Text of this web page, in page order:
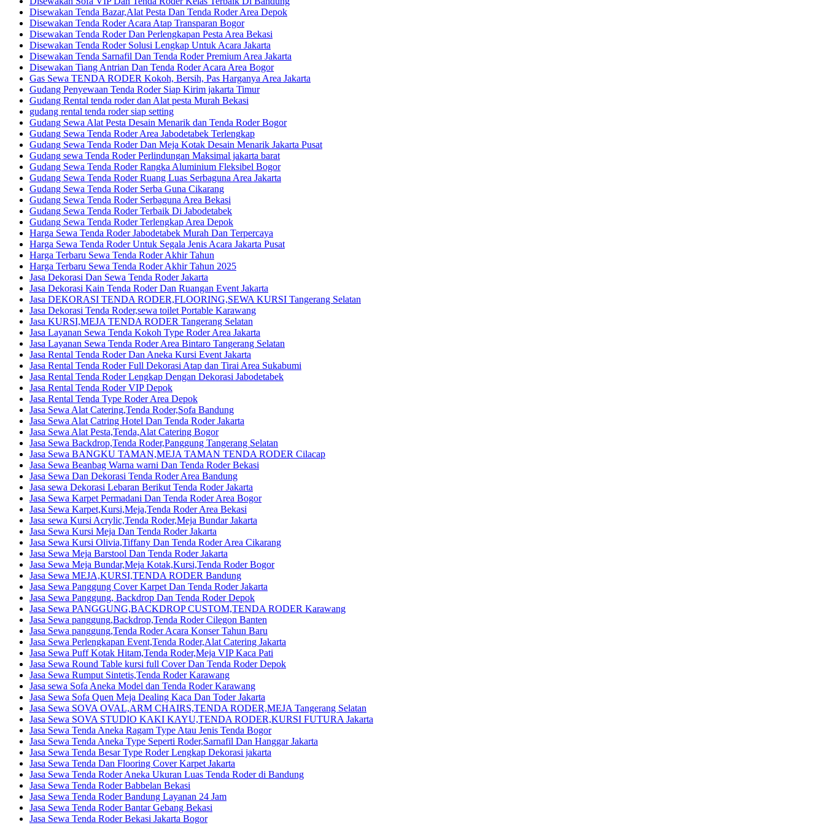
Disewakan Tenda Bazar,Alat Pesta Dan Tenda Roder Area Depok
Disewakan Tenda Roder Acara Atap Transparan Bogor
Disewakan Tenda Roder Dan Perlengkapan Pesta Area Bekasi
Disewakan Tenda Roder Solusi Lengkap Untuk Acara Jakarta
Disewakan Tenda Sarnafil Dan Tenda Roder Premium Area Jakarta
Disewakan Tiang Antrian Dan Tenda Roder Acara Area Bogor
Gas Sewa TENDA RODER Kokoh, Bersih, Pas Harganya Area Jakarta
Gudang Penyewaan Tenda Roder Siap Kirim jakarta Timur
Gudang Rental tenda roder dan Alat pesta Murah Bekasi
gudang rental tenda roder siap setting
Gudang Sewa Alat Pesta Desain Menarik dan Tenda Roder Bogor
Gudang Sewa Tenda Roder Area Jabodetabek Terlengkap
Gudang Sewa Tenda Roder Dan Meja Kotak Desain Menarik Jakarta Pusat
Gudang sewa Tenda Roder Perlindungan Maksimal jakarta barat
Gudang Sewa Tenda Roder Rangka Aluminium Fleksibel Bogor
Gudang Sewa Tenda Roder Ruang Luas Serbaguna Area Jakarta
Gudang Sewa Tenda Roder Serba Guna Cikarang
Gudang Sewa Tenda Roder Serbaguna Area Bekasi
Gudang Sewa Tenda Roder Terbaik Di Jabodetabek
Gudang Sewa Tenda Roder Terlengkap Area Depok
Harga Sewa Tenda Roder Jabodetabek Murah Dan Terpercaya
Harga Sewa Tenda Roder Untuk Segala Jenis Acara Jakarta Pusat
Harga Terbaru Sewa Tenda Roder Akhir Tahun
Harga Terbaru Sewa Tenda Roder Akhir Tahun 2025
Jasa Dekorasi Dan Sewa Tenda Roder Jakarta
Jasa Dekorasi Kain Tenda Roder Dan Ruangan Event Jakarta
Jasa DEKORASI TENDA RODER,FLOORING,SEWA KURSI Tangerang Selatan
Jasa Dekorasi Tenda Roder,sewa toilet Portable Karawang
Jasa KURSI,MEJA TENDA RODER Tangerang Selatan
Jasa Layanan Sewa Tenda Kokoh Type Roder Area Jakarta
Jasa Layanan Sewa Tenda Roder Area Bintaro Tangerang Selatan
Jasa Rental Tenda Roder Dan Aneka Kursi Event Jakarta
Jasa Rental Tenda Roder Full Dekorasi Atap dan Tirai Area Sukabumi
Jasa Rental Tenda Roder Lengkap Dengan Dekorasi Jabodetabek
Jasa Rental Tenda Roder VIP Depok
Jasa Rental Tenda Type Roder Area Depok
Jasa Sewa Alat Catering,Tenda Roder,Sofa Bandung
Jasa Sewa Alat Catring Hotel Dan Tenda Roder Jakarta
Jasa Sewa Alat Pesta,Tenda,Alat Catering Bogor
Jasa Sewa Backdrop,Tenda Roder,Panggung Tangerang Selatan
Jasa Sewa BANGKU TAMAN,MEJA TAMAN TENDA RODER Cilacap
Jasa Sewa Beanbag Warna warni Dan Tenda Roder Bekasi
Jasa Sewa Dan Dekorasi Tenda Roder Area Bandung
Jasa sewa Dekorasi Lebaran Berikut Tenda Roder Jakarta
Jasa Sewa Karpet Permadani Dan Tenda Roder Area Bogor
Jasa Sewa Karpet,Kursi,Meja,Tenda Roder Area Bekasi
Jasa sewa Kursi Acrylic,Tenda Roder,Meja Bundar Jakarta
Jasa Sewa Kursi Meja Dan Tenda Roder Jakarta
Jasa Sewa Kursi Olivia,Tiffany Dan Tenda Roder Area Cikarang
Jasa Sewa Meja Barstool Dan Tenda Roder Jakarta
Jasa Sewa Meja Bundar,Meja Kotak,Kursi,Tenda Roder Bogor
Jasa Sewa MEJA,KURSI,TENDA RODER Bandung
Jasa Sewa Panggung Cover Karpet Dan Tenda Roder Jakarta
Jasa Sewa Panggung, Backdrop Dan Tenda Roder Depok
Jasa Sewa PANGGUNG,BACKDROP CUSTOM,TENDA RODER Karawang
Jasa Sewa panggung,Backdrop,Tenda Roder Cilegon Banten
Jasa Sewa panggung,Tenda Roder Acara Konser Tahun Baru
Jasa Sewa Perlengkapan Event,Tenda Roder,Alat Catering Jakarta
Jasa Sewa Puff Kotak Hitam,Tenda Roder,Meja VIP Kaca Pati
Jasa Sewa Round Table kursi full Cover Dan Tenda Roder Depok
Jasa Sewa Rumput Sintetis,Tenda Roder Karawang
Jasa sewa Sofa Aneka Model dan Tenda Roder Karawang
Jasa Sewa Sofa Quen Meja Dealing Kaca Dan Toder Jakarta
Jasa Sewa SOVA OVAL,ARM CHAIRS,TENDA RODER,MEJA Tangerang Selatan
Jasa Sewa SOVA STUDIO KAKI KAYU,TENDA RODER,KURSI FUTURA Jakarta
Jasa Sewa Tenda Aneka Ragam Type Atau Jenis Tenda Bogor
Jasa Sewa Tenda Aneka Type Seperti Roder,Sarnafil Dan Hanggar Jakarta
Jasa Sewa Tenda Besar Type Roder Lengkap Dekorasi jakarta
Jasa Sewa Tenda Dan Flooring Cover Karpet Jakarta
Jasa Sewa Tenda Roder Aneka Ukuran Luas Tenda Roder di Bandung
Jasa Sewa Tenda Roder Babbelan Bekasi
Jasa Sewa Tenda Roder Bandung Layanan 24 Jam
Jasa Sewa Tenda Roder Bantar Gebang Bekasi
Jasa Sewa Tenda Roder Bekasi Jakarta Bogor